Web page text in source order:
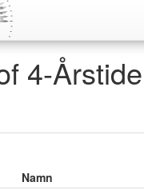
4-
Namn